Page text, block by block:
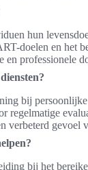
hun
doelen en het
en professionele
bij
regelmatige
verbeterd gevoel
bij het